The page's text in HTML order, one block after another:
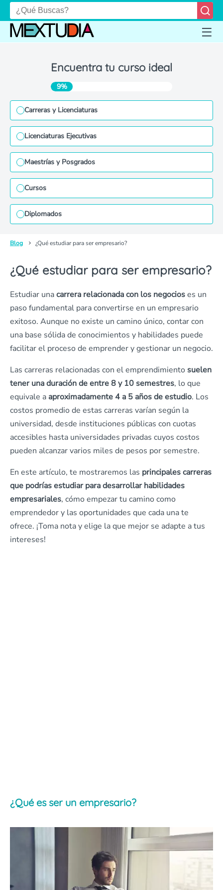
Encuentra tu curso ideal
9%
Carreras y Licenciaturas
Licenciaturas Ejecutivas
Maestrías y Posgrados
Cursos
Diplomados
Blog ¿Qué estudiar para ser empresario?
¿Qué estudiar para ser empresario?
Estudiar unacarrera relacionada con los negocioses un
paso fundamental para convertirse en un empresario
exitoso. Aunque no existe un camino único, contar con
una base sólida de conocimientos y habilidades puede
facilitar el proceso de emprender y gestionar un negocio.
Las carreras relacionadas con el emprendimiento suelen
tener una duración de entre 8 y 10 semestres, lo que
equivale a aproximadamente 4 a 5 años de estudio. Los
costos promedio de estas carreras varían según la
universidad, desde instituciones públicas con cuotas
accesibles hasta universidades privadas cuyos costos
pueden alcanzar varios miles de pesos por semestre.
En este artículo, te mostraremos las principales carreras
que podrías estudiar para desarrollar habilidades
empresariales, cómo empezar tu camino como
emprendedor y las oportunidades que cada una te
ofrece. ¡Toma nota y elige la que mejor se adapte a tus
intereses!
¿Qué es ser un empresario?